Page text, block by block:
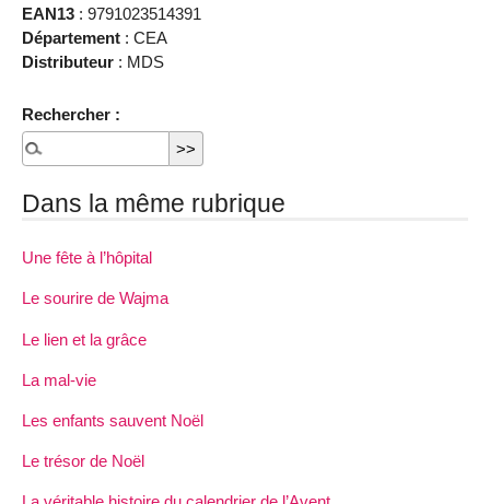
EAN13 : 9791023514391
Département : CEA
Distributeur : MDS
Rechercher :
Dans la même rubrique
Une fête à l’hôpital
Le sourire de Wajma
Le lien et la grâce
La mal-vie
Les enfants sauvent Noël
Le trésor de Noël